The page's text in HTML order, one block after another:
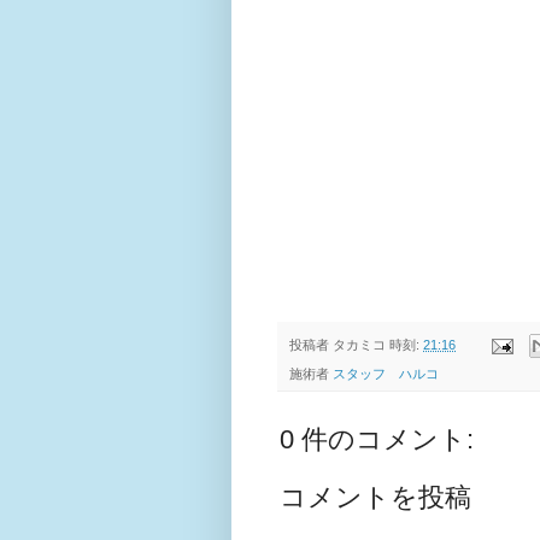
投稿者 タカミコ 時刻: 21:16
施術者 スタッフ ハルコ
0 件のコメント:
コメントを投稿